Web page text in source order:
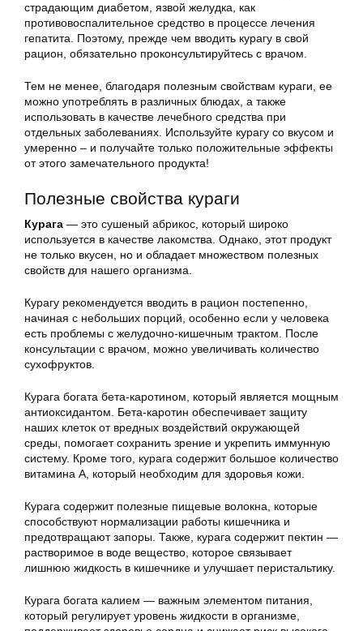
страдающим диабетом, язвой желудка, как
противовоспалительное средство в процессе лечения
гепатита. Поэтому, прежде чем вводить курагу в свой
рацион, обязательно проконсультируйтесь с врачом.
Тем не менее, благодаря полезным свойствам кураги, ее
можно употреблять в различных блюдах, а также
использовать в качестве лечебного средства при
отдельных заболеваниях. Используйте курагу со вкусом и
умеренно – и получайте только положительные эффекты
от этого замечательного продукта!
Полезные свойства кураги
Курага — это сушеный абрикос, который широко
используется в качестве лакомства. Однако, этот продукт
не только вкусен, но и обладает множеством полезных
свойств для нашего организма.
Курагу рекомендуется вводить в рацион постепенно,
начиная с небольших порций, особенно если у человека
есть проблемы с желудочно-кишечным трактом. После
консультации с врачом, можно увеличивать количество
сухофруктов.
Курага богата бета-каротином, который является мощным
антиоксидантом. Бета-каротин обеспечивает защиту
наших клеток от вредных воздействий окружающей
среды, помогает сохранить зрение и укрепить иммунную
систему. Кроме того, курага содержит большое количество
витамина А, который необходим для здоровья кожи.
Курага содержит полезные пищевые волокна, которые
способствуют нормализации работы кишечника и
предотвращают запоры. Также, курага содержит пектин —
растворимое в воде вещество, которое связывает
лишнюю жидкость в кишечнике и улучшает перистальтику.
Курага богата калием — важным элементом питания,
который регулирует уровень жидкости в организме,